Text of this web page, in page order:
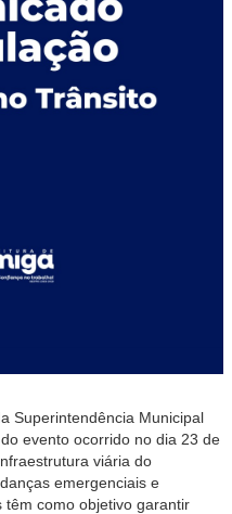
Superintendência Municipal
evento ocorrido no dia 23 de
viária do
emergenciais e
têm como objetivo garantir